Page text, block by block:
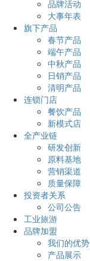
品牌活动
大事年表
旗下产品
春节产品
端午产品
中秋产品
日销产品
清明产品
连锁门店
餐饮产品
新模式店
全产业链
研发创新
原料基地
营销渠道
质量保障
投资者关系
公司公告
工业旅游
品牌加盟
我们的优势
产品展示